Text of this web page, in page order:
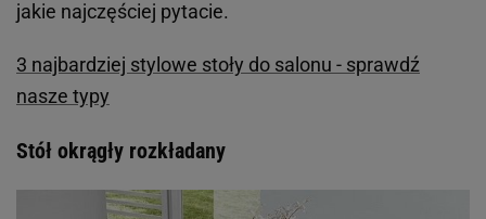
jakie najczęściej pytacie.
3 najbardziej stylowe stoły do salonu - sprawdź
nasze typy
Stół okrągły rozkładany